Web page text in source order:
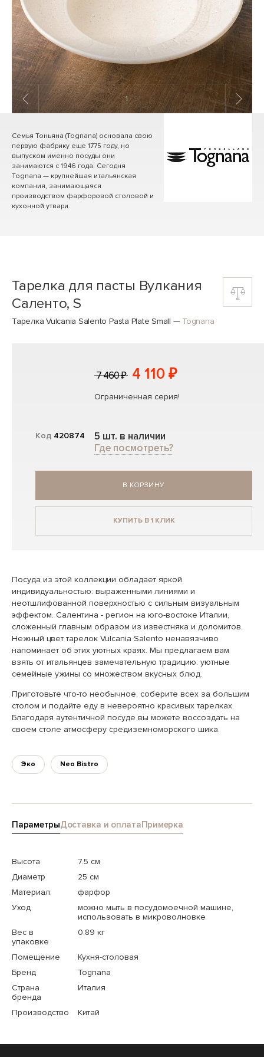
1/ 9
Семья Тоньяна (Tognana) основала свою
первую фабрику еще 1775 году, но
выпуском именно посуды они
занимаются с 1946 года. Сегодня
Tognana — крупнейшая итальянская
компания, занимающаяся
производством фарфоровой столовой и
кухонной утвари.
Тарелка для пасты Вулкания
Саленто, S
Тарелка Vulcania Salento Pasta Plate Small — Tognana
Код 420874
7 460 ₽ 4 110 ₽
Ограниченная серия!
5 шт. в наличии
Где посмотреть?
В КОРЗИНУ
КУПИТЬ В 1 КЛИК
Посуда из этой коллекции обладает яркой
индивидуальностью: выраженными линиями и
неотшлифованной поверхностью с сильным визуальным
эффектом. Салентина - регион на юго-востоке Италии,
сложенный главным образом из известняка и доломитов.
Нежный цвет тарелок Vulcania Salento ненавязчиво
напоминает об этих уютных краях. Мы предлагаем вам
взять от итальянцев замечательную традицию: уютные
семейные ужины со множеством вкусных блюд.
Приготовьте что-то необычное, соберите всех за большим
столом и подайте еду в невероятно красивых тарелках.
Благодаря аутентичной посуде вы можете воссоздать на
своем столе атмосферу средиземноморского шика.
Эко Neo Bistro
ПараметрыДоставка и оплатаПримерка
Высота
7.5 см
Диаметр
25 см
Материал
фарфор
Уход
можно мыть в посудомоечной машине,
использовать в микроволновке
Вес в
упаковке
0.89 кг
Помещение
Кухня-столовая
Бренд
Tognana
Страна
бренда
Италия
Производство Китай